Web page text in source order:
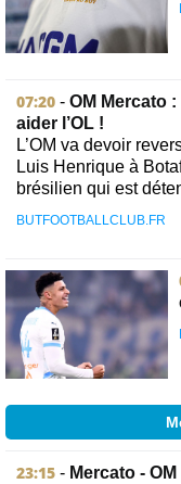
07:20 - OM Mercato
aider l’OL !
L’OM va devoir
Luis Henrique à
brésilien qui est
BUTFOOTBALLCLUB.FR
23:15 - Mercato -